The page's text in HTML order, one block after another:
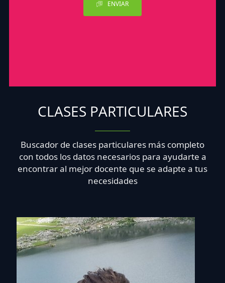
ENVIAR
CLASES PARTICULARES
Buscador de clases particulares más completo
con todos los datos necesarios para ayudarte a
encontrar al mejor docente que se adapte a tus
necesidades